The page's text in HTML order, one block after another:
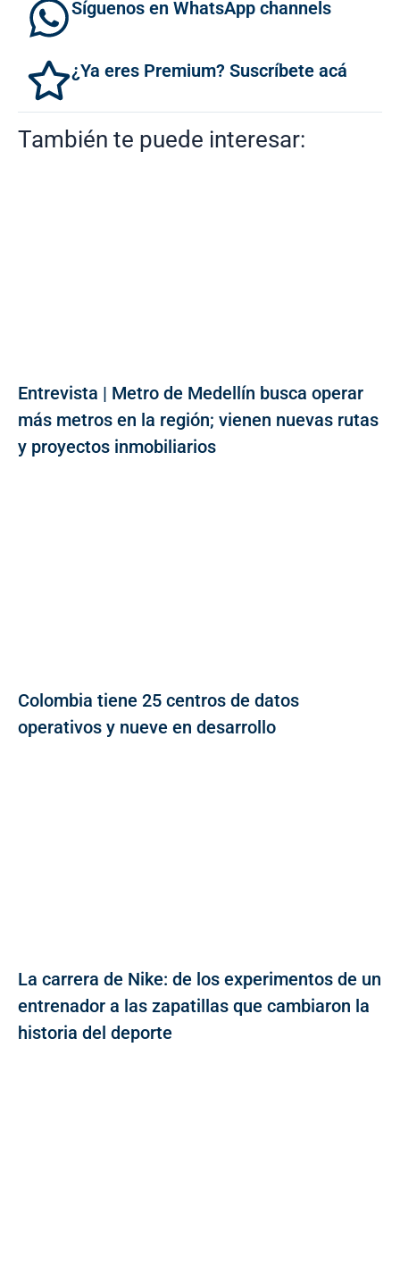
Síguenos en WhatsApp channels
¿Ya eres Premium? Suscríbete acá
También te puede interesar:
Entrevista | Metro de Medellín busca operar
más metros en la región; vienen nuevas rutas
y proyectos inmobiliarios
Colombia tiene 25 centros de datos
operativos y nueve en desarrollo
La carrera de Nike: de los experimentos de un
entrenador a las zapatillas que cambiaron la
historia del deporte